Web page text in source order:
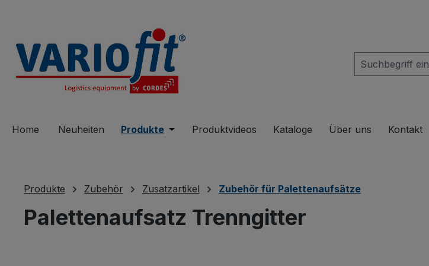
Home Neuheiten Produkte Öffne oder Schließe das Dropdown der Kategorie Produkte
Produktvideos Kataloge Über uns Kontakt
Produkte Zubehör Zusatzartikel Zubehör für Palettenaufsätze
Palettenaufsatz Trenngitter